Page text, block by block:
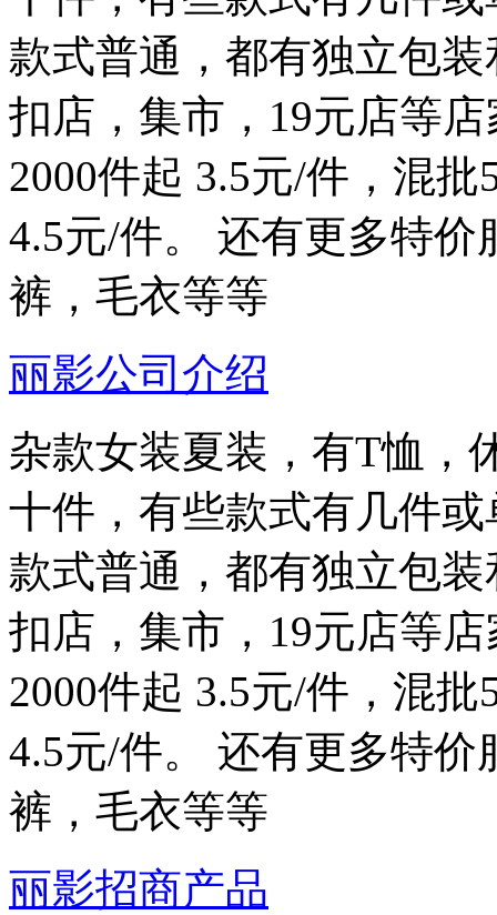
款式普通，都有独立包
扣店，集市，19元店等
2000件起 3.5元/件，混
4.5元/件。 还有更多特
裤，毛衣等等
丽影公司介绍
杂款女装夏装，有T恤，
十件，有些款式有几件
款式普通，都有独立包
扣店，集市，19元店等
2000件起 3.5元/件，混
4.5元/件。 还有更多特
裤，毛衣等等
丽影招商产品